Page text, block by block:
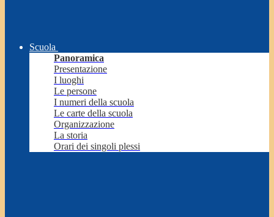
Scuola
Panoramica
Presentazione
I luoghi
Le persone
I numeri della scuola
Le carte della scuola
Organizzazione
La storia
Orari dei singoli plessi